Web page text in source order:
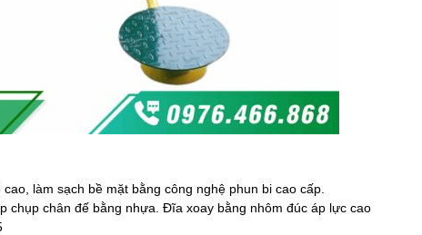
làm sạch bề mặt bằng công nghệ phun bi cao cấp.
chụp chân đế bằng nhựa. Đĩa xoay bằng nhôm đúc áp lực cao